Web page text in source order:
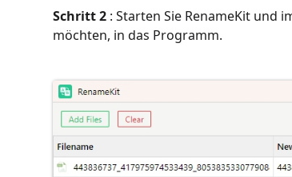
Schritt 2 : Starten Sie RenameKit und
möchten, in das Programm.